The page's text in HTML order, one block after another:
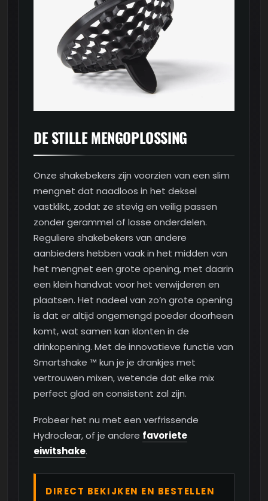
DE STILLE MENGOPLOSSING
Onze shakebekers zijn voorzien van een slim
mengnet dat naadloos in het deksel
vastklikt, zodat ze stevig en veilig passen
zonder gerammel of losse onderdelen.
Reguliere shakebekers van andere
aanbieders hebben vaak in het midden van
het mengnet een grote opening, met daarin
een klein handvat voor het verwijderen en
plaatsen. Het nadeel van zo’n grote opening
is dat er altijd ongemengd poeder doorheen
komt, wat samen kan klonten in de
drinkopening. Met de innovatieve functie van
Smartshake ™ kun je je drankjes met
vertrouwen mixen, wetende dat elke mix
perfect glad en consistent zal zijn.
Probeer het nu met een verfrissende
Hydroclear, of je andere favoriete
eiwitshake.
DIRECT BEKIJKEN EN BESTELLEN